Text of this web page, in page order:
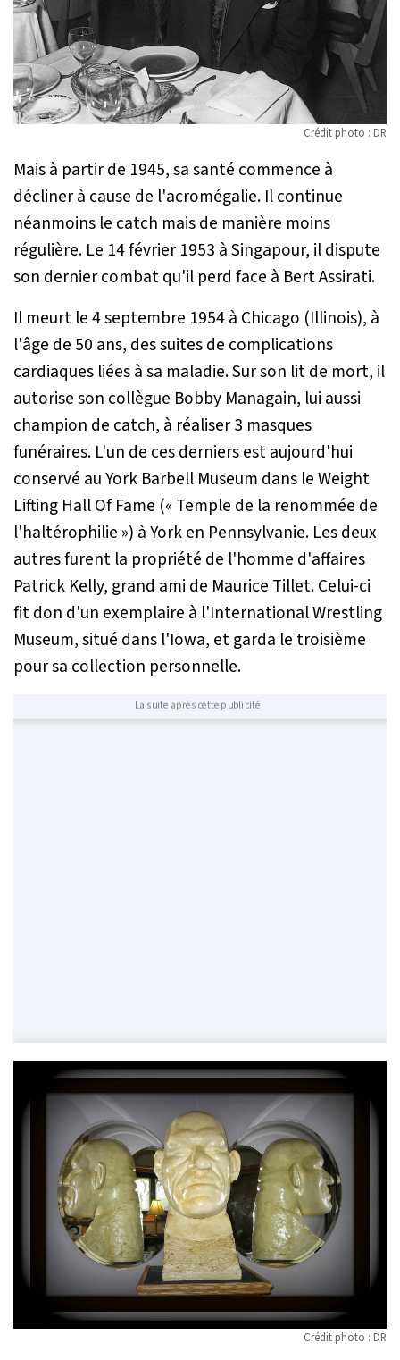
Crédit photo : DR
Mais à partir de 1945, sa santé commence à
décliner à cause de l'acromégalie. Il continue
néanmoins le catch mais de manière moins
régulière. Le 14 février 1953 à Singapour, il dispute
son dernier combat qu'il perd face à Bert Assirati.
Il meurt le 4 septembre 1954 à Chicago (Illinois), à
l'âge de 50 ans, des suites de complications
cardiaques liées à sa maladie. Sur son lit de mort, il
autorise son collègue Bobby Managain, lui aussi
champion de catch, à réaliser 3 masques
funéraires. L'un de ces derniers est aujourd'hui
conservé auYork Barbell Museum dans leWeight
Lifting Hall Of Fame (« Temple de la renommée de
l'haltérophilie ») à York en Pennsylvanie. Les deux
autres furent la propriété de l'homme d'affaires
Patrick Kelly, grand ami de Maurice Tillet. Celui-ci
fit don d'un exemplaire à l'International Wrestling
Museum, situé dans l'Iowa, et garda le troisième
pour sa collection personnelle.
La suite après cette publicité
Crédit photo : DR